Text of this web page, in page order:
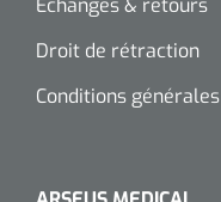
Droit de rétraction
Conditions générales